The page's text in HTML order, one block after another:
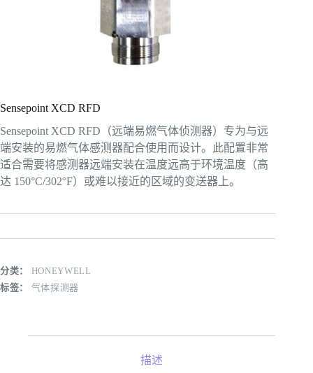
Sensepoint XCD RFD
Sensepoint XCD RFD（远端易燃气体侦测器）专为与远
端安装的易燃气体感测器配合使用而设计。此配置非常
适合需要将感测器远端安装在温度远高于环境温度（高
达 150°C/302°F）或难以接近的区域的变送器上。
分类： HONEYWELL
标签： 气体探测器
描述